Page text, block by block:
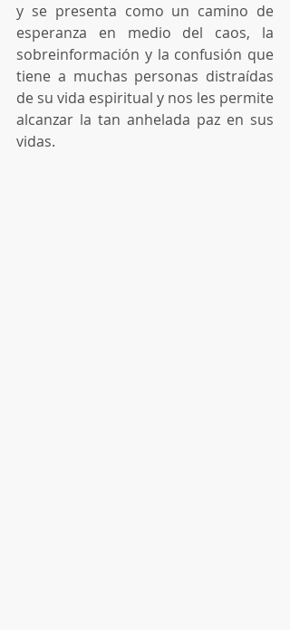
y se presenta como un camino de
esperanza en medio del caos, la
sobreinformación y la confusión que
tiene a muchas personas distraídas
de su vida espiritual y nos les permite
alcanzar la tan anhelada paz en sus
vidas.